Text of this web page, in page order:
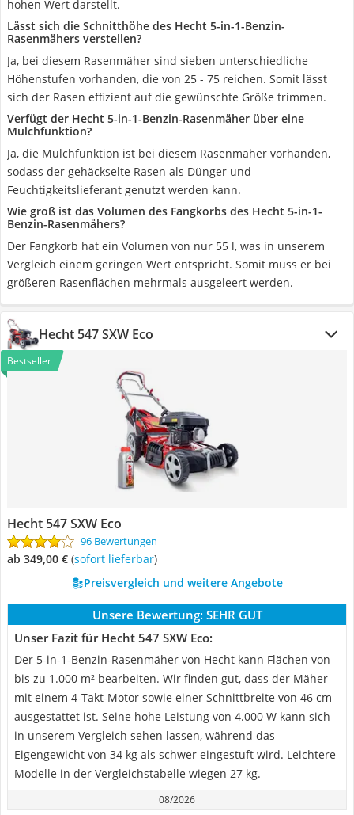
hohen Wert darstellt.
Lässt sich die Schnitthöhe des Hecht 5-in-1-Benzin-
Rasenmähers verstellen?
Ja, bei diesem Rasenmäher sind sieben unterschiedliche
Höhenstufen vorhanden, die von 25 - 75 reichen. Somit lässt
sich der Rasen effizient auf die gewünschte Größe trimmen.
Verfügt der Hecht 5-in-1-Benzin-Rasenmäher über eine
Mulchfunktion?
Ja, die Mulchfunktion ist bei diesem Rasenmäher vorhanden,
sodass der gehäckselte Rasen als Dünger und
Feuchtigkeitslieferant genutzt werden kann.
Wie groß ist das Volumen des Fangkorbs des Hecht 5-in-1-
Benzin-Rasenmähers?
Der Fangkorb hat ein Volumen von nur 55 l, was in unserem
Vergleich einem geringen Wert entspricht. Somit muss er bei
größeren Rasenflächen mehrmals ausgeleert werden.
Hecht 547 SXW Eco
Bestseller
Hecht 547 SXW Eco
96 Bewertungen
ab 349,00 € ( Sofort lieferbar)
Preisvergleich und weitere Angebote
Unsere Bewertung: SEHR GUT
Unser Fazit für Hecht 547 SXW Eco:
Der 5-in-1-Benzin-Rasenmäher von Hecht kann Flächen von
bis zu 1.000 m² bearbeiten. Wir finden gut, dass der Mäher
mit einem 4-Takt-Motor sowie einer Schnittbreite von 46 cm
ausgestattet ist. Seine hohe Leistung von 4.000 W kann sich
in unserem Vergleich sehen lassen, während das
Eigengewicht von 34 kg als schwer eingestuft wird. Leichtere
Modelle in der Vergleichstabelle wiegen 27 kg.
08/2026